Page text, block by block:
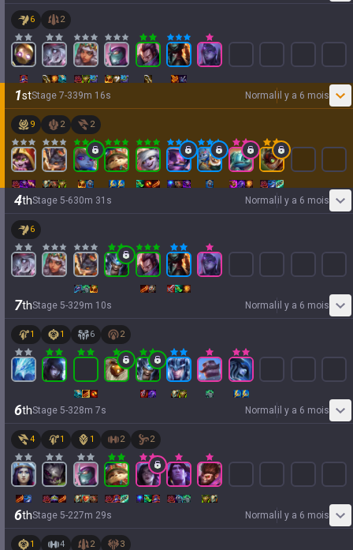
6 2
1stStage 7-339m 16s Normal il y a 6 mois
9 2 2
4thStage 5-630m 31 s Normal il y a 6 mois
6
7thStage 5-329m 10s Normal il y a 6 mois
1 1 6 2
6thStage 5-328m 7s Normal il y a 6 mois
4 1 1 2 2
6thStage 5-227m 29s Normal il y a 6 mois
1 4 2 3